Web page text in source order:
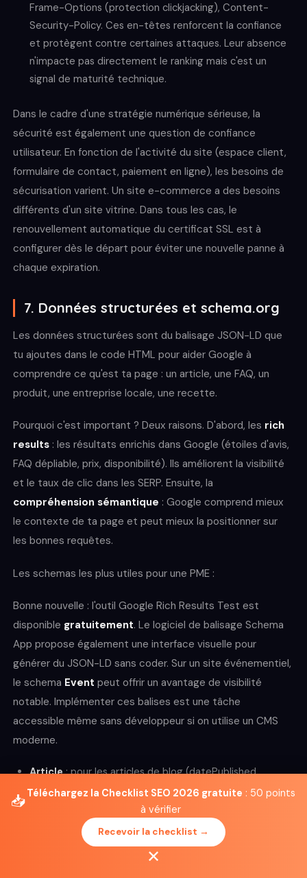
Frame-Options (protection clickjacking), Content-
Security-Policy. Ces en-têtes renforcent la confiance
et protègent contre certaines attaques. Leur absence
n'impacte pas directement le ranking mais c'est un
signal de maturité technique.
Dans le cadre d'une stratégie numérique sérieuse, la
sécurité est également une question de confiance
utilisateur. En fonction de l'activité du site (espace client,
formulaire de contact, paiement en ligne), les besoins de
sécurisation varient. Un site e-commerce a des besoins
différents d'un site vitrine. Dans tous les cas, le
renouvellement automatique du certificat SSL est à
configurer dès le départ pour éviter une nouvelle panne à
chaque expiration.
7. Données structurées et schema.org
Les données structurées sont du balisage JSON-LD que
tu ajoutes dans le code HTML pour aider Google à
comprendre ce qu'est ta page : un article, une FAQ, un
produit, une entreprise locale, une recette.
Pourquoi c'est important ? Deux raisons. D'abord, les rich
results : les résultats enrichis dans Google (étoiles d'avis,
FAQ dépliable, prix, disponibilité). Ils améliorent la visibilité
et le taux de clic dans les SERP. Ensuite, la
compréhension sémantique : Google comprend mieux
le contexte de ta page et peut mieux la positionner sur
les bonnes requêtes.
Les schemas les plus utiles pour une PME :
Bonne nouvelle : l'outil Google Rich Results Test est
disponible gratuitement. Le logiciel de balisage Schema
App propose également une interface visuelle pour
générer du JSON-LD sans coder. Sur un site événementiel,
le schema Event peut offrir un avantage de visibilité
notable. Implémenter ces balises est une tâche
accessible même sans développeur si on utilise un CMS
moderne.
Article: pour les articles de blog (datePublished,
author, headline)
: pour le fil d'Ariane (améliore
l'affichage dans les SERP)
: pour les sections FAQ (peut déclencher un
📥Téléchargez la Checklist SEO 2026 gratuite : 50 points
à vérifier
Recevoir la checklist →
✕